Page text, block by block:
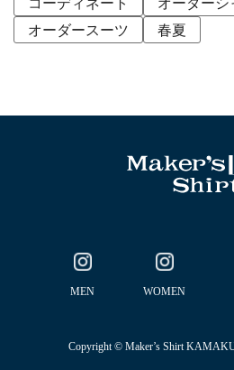
コーディネート
オーダーシ
オーダースーツ
春夏
MEN WOMEN
Copyright © Maker’s Shirt